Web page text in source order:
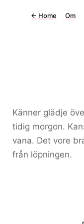
← Home Om
Känner glädje
tidig morgon.
vana. Det vore
från löpningen.